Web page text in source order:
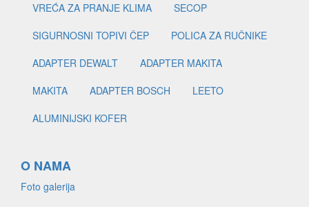
VREĆA ZA PRANJE KLIMA
SECOP
SIGURNOSNI TOPIVI ČEP
POLICA ZA RUČNIKE
ADAPTER DEWALT
ADAPTER MAKITA
MAKITA
ADAPTER BOSCH
LEETO
ALUMINIJSKI KOFER
O NAMA
Foto galerija